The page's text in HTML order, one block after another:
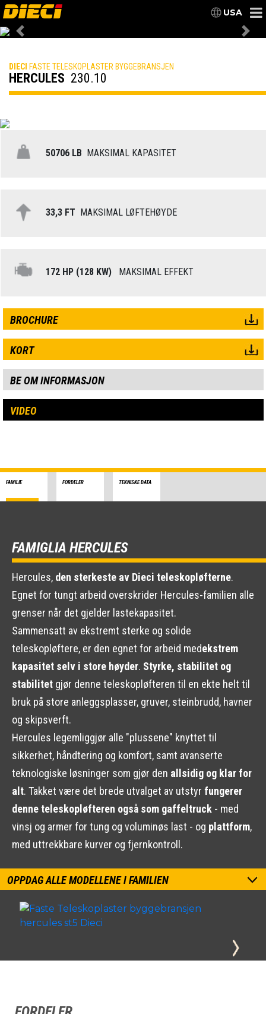
USA
Previous
DIECI FASTE TELESKOPLASTER BYGGEBRANSJEN
HERCULES 230.10
50706 LB MAKSIMAL KAPASITET
33,3 FT MAKSIMAL LØFTEHØYDE
172 HP (128 KW) MAKSIMAL EFFEKT
BROCHURE
KORT
BE OM INFORMASJON
VIDEO
FAMILIE FORDELER TEKNISKE DATA
FAMIGLIA HERCULES
Hercules, den sterkeste av Dieci teleskopløfterne.
Egnet for tungt arbeid overskrider Hercules-familien alle
grenser når det gjelder lastekapasitet.
Sammensatt av ekstremt sterke og solide
teleskopløftere, er den egnet for arbeid medekstrem
kapasitet selv i store høyder. Styrke, stabilitet og
stabilitet gjør denne teleskopløfteren til en ekte helt til
bruk på store anleggsplasser, gruver, steinbrudd, havner
og skipsverft.
Hercules legemliggjør alle "plussene" knyttet til
sikkerhet, håndtering og komfort, samt avanserte
teknologiske løsninger som gjør den allsidig og klar for
alt. Takket være det brede utvalget av utstyr fungerer
denne teleskopløfteren også som gaffeltruck - med
vinsj og armer for tung og voluminøs last - og plattform,
med uttrekkbare kurver og fjernkontroll.
OPPDAG ALLE MODELLENE I FAMILIEN